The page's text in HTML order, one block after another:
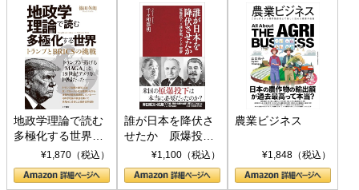
地政学理論で読む
多極化する世界：
トランプとBRICS
の挑戦
¥1,870（税込）
誰が日本を降伏さ
せたか 原爆投
下、ソ連参戦、そ
して聖断 (PHP新
書)
¥1,100（税込）
農業ビジネス
¥1,848（税込）